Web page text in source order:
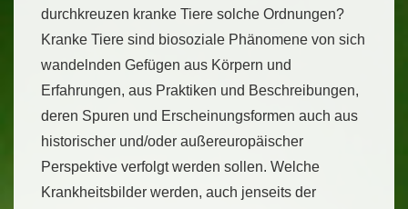
durchkreuzen kranke Tiere solche Ordnungen?
Kranke Tiere sind biosoziale Phänomene von sich
wandelnden Gefügen aus Körpern und
Erfahrungen, aus Praktiken und Beschreibungen,
deren Spuren und Erscheinungsformen auch aus
historischer und/oder außereuropäischer
Perspektive verfolgt werden sollen. Welche
Krankheitsbilder werden, auch jenseits der